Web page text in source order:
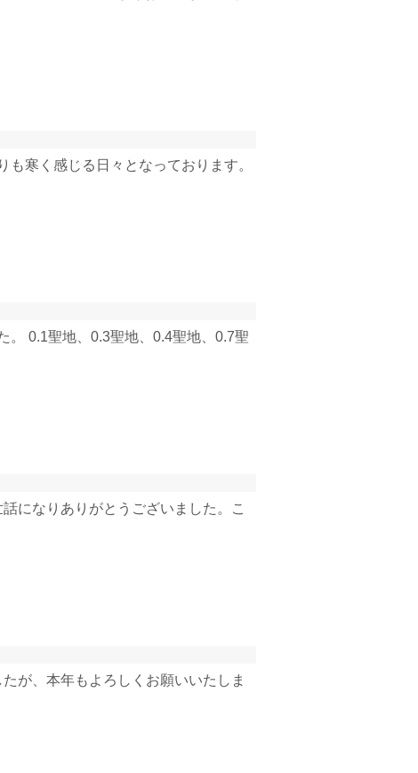
寒く感じる日々となっております。
。 0.1聖地、0.3聖地、0.4聖地、0.7聖
になりありがとうございました。こ
が、本年もよろしくお願いいたしま